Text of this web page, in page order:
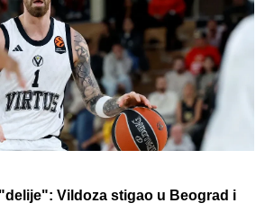
Vildoza stigao u Beograd i